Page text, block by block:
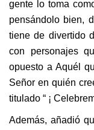
gente lo toma
pensándolo bien,
tiene de divertido
con personajes
opuesto a Aquél
Señor en quién
titulado “ ¡
Además, añadió